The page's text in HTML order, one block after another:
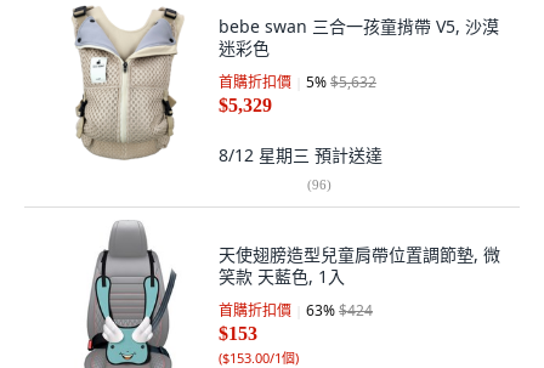
bebe swan 三合一孩童揹帶 V5, 沙漠
迷彩色
首購折扣價 5%$5,632
$5,329
8/12 星期三 預計送達
(96)
天使翅膀造型兒童肩帶位置調節墊, 微
笑款 天藍色, 1入
首購折扣價 63%$424
$153
($153.00/1個)